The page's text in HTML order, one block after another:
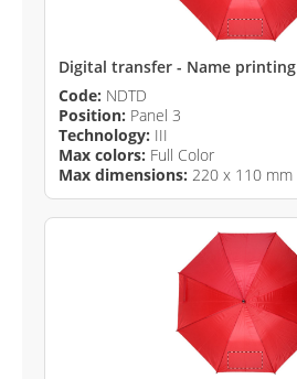
Digital transfer - Name printing
Code: NDTD
Position: Panel 3
Technology: III
Max colors: Full Color
Max dimensions: 220 x 110 mm